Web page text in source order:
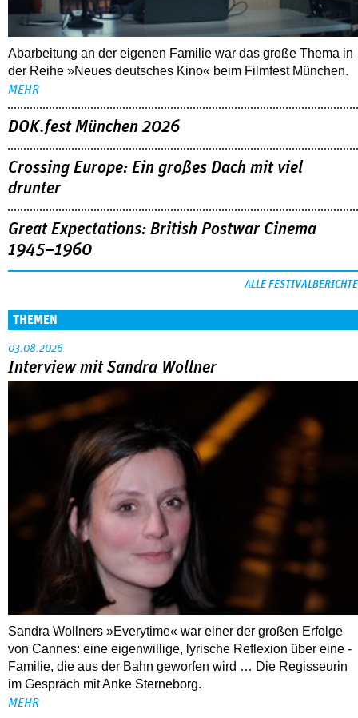
Abarbeitung an der eigenen Familie war das große Thema in
der Reihe »Neues deutsches Kino« beim Filmfest München.
MEHR
DOK.fest München 2026
Crossing Europe: Ein großes Dach mit viel
drunter
Great Expectations: British Postwar Cinema
1945–1960
ALLE FESTIVALBERICHTE
THEMEN
03.08.2026
Interview mit Sandra Wollner
Sandra Wollners »Everytime« war einer der großen Erfolge
von Cannes: eine eigenwillige, lyrische Reflexion über eine ­
Familie, die aus der Bahn geworfen wird … Die Regisseurin
im Gespräch mit Anke Sterneborg.
MEHR